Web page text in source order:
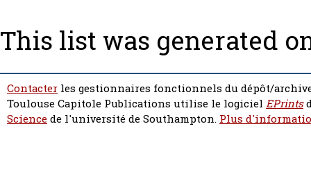
This list was generated
Contacter les gestionnaires fonctionnels du dépôt/
Toulouse Capitole Publications utilise le logiciel EPrints
Sciencede l'université de Southampton. Plus